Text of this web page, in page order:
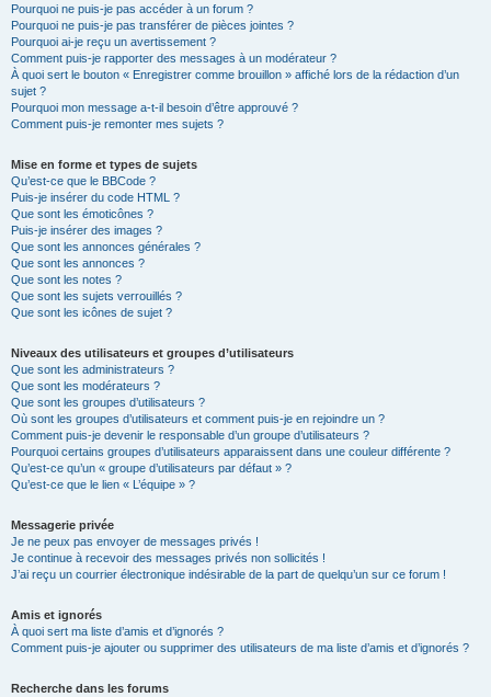
Pourquoi ne puis-je pas accéder à un forum ?
Pourquoi ne puis-je pas transférer de pièces jointes ?
Pourquoi ai-je reçu un avertissement ?
Comment puis-je rapporter des messages à un modérateur ?
À quoi sert le bouton « Enregistrer comme brouillon » affiché lors de la rédaction d’un
sujet ?
Pourquoi mon message a-t-il besoin d’être approuvé ?
Comment puis-je remonter mes sujets ?
Mise en forme et types de sujets
Qu’est-ce que le BBCode ?
Puis-je insérer du code HTML ?
Que sont les émoticônes ?
Puis-je insérer des images ?
Que sont les annonces générales ?
Que sont les annonces ?
Que sont les notes ?
Que sont les sujets verrouillés ?
Que sont les icônes de sujet ?
Niveaux des utilisateurs et groupes d’utilisateurs
Que sont les administrateurs ?
Que sont les modérateurs ?
Que sont les groupes d’utilisateurs ?
Où sont les groupes d’utilisateurs et comment puis-je en rejoindre un ?
Comment puis-je devenir le responsable d’un groupe d’utilisateurs ?
Pourquoi certains groupes d’utilisateurs apparaissent dans une couleur différente ?
Qu’est-ce qu’un « groupe d’utilisateurs par défaut » ?
Qu’est-ce que le lien « L’équipe » ?
Messagerie privée
Je ne peux pas envoyer de messages privés !
Je continue à recevoir des messages privés non sollicités !
J’ai reçu un courrier électronique indésirable de la part de quelqu’un sur ce forum !
Amis et ignorés
À quoi sert ma liste d’amis et d’ignorés ?
Comment puis-je ajouter ou supprimer des utilisateurs de ma liste d’amis et d’ignorés ?
Recherche dans les forums